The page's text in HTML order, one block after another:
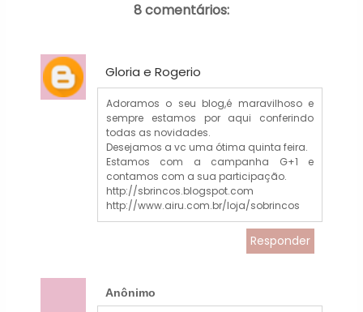
8 comentários:
Gloria e Rogerio
Adoramos o seu blog,é maravilhoso e
sempre estamos por aqui conferindo
todas as novidades.
Desejamos a vc uma ótima quinta feira.
Estamos com a campanha G+1 e
contamos com a sua participação.
http://sbrincos.blogspot.com
http://www.airu.com.br/loja/sobrincos
Responder
Anônimo